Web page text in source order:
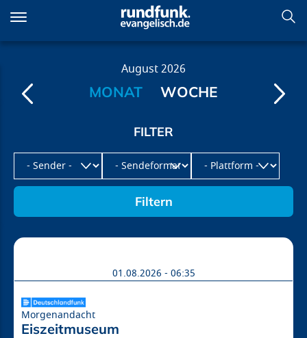
zum
Inhalt
August2026
MONAT WOCHE
01.08.2026 - 06:35
Morgenandacht
Eiszeitmuseum